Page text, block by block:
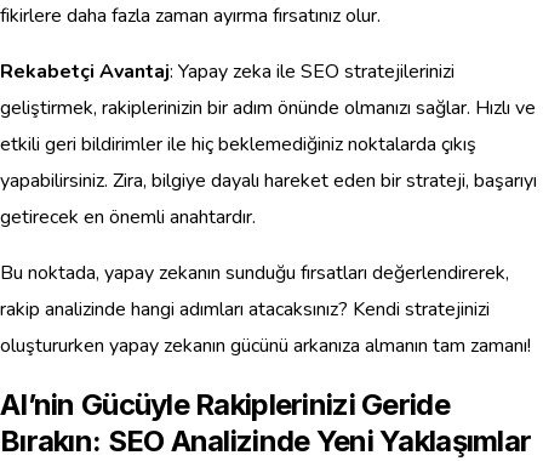
fikirlere daha fazla zaman ayırma fırsatınız olur.
Rekabetçi Avantaj: Yapay zeka ile SEO stratejilerinizi
geliştirmek, rakiplerinizin bir adım önünde olmanızı sağlar. Hızlı ve
etkili geri bildirimler ile hiç beklemediğiniz noktalarda çıkış
yapabilirsiniz. Zira, bilgiye dayalı hareket eden bir strateji, başarıyı
getirecek en önemli anahtardır.
Bu noktada, yapay zekanın sunduğu fırsatları değerlendirerek,
rakip analizinde hangi adımları atacaksınız? Kendi stratejinizi
oluştururken yapay zekanın gücünü arkanıza almanın tam zamanı!
AI’nin Gücüyle Rakiplerinizi Geride
Bırakın: SEO Analizinde Yeni Yaklaşımlar